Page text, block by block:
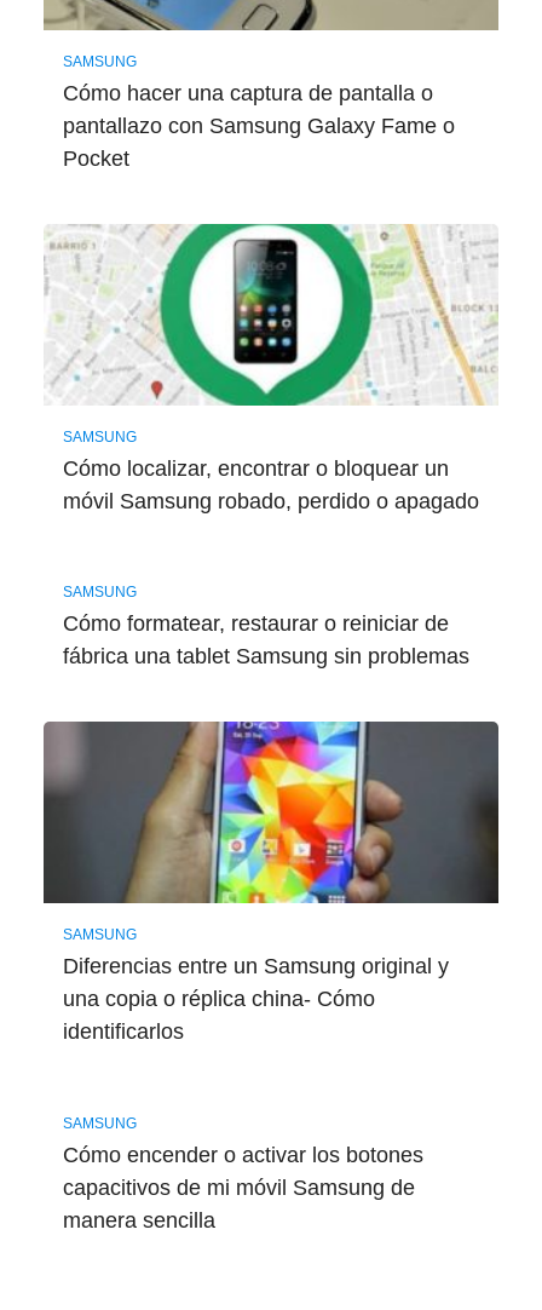
SAMSUNG
Cómo hacer una captura de pantalla o
pantallazo con Samsung Galaxy Fame o
Pocket
SAMSUNG
Cómo localizar, encontrar o bloquear un
móvil Samsung robado, perdido o apagado
SAMSUNG
Cómo formatear, restaurar o reiniciar de
fábrica una tablet Samsung sin problemas
SAMSUNG
Diferencias entre un Samsung original y
una copia o réplica china- Cómo
identificarlos
SAMSUNG
Cómo encender o activar los botones
capacitivos de mi móvil Samsung de
manera sencilla